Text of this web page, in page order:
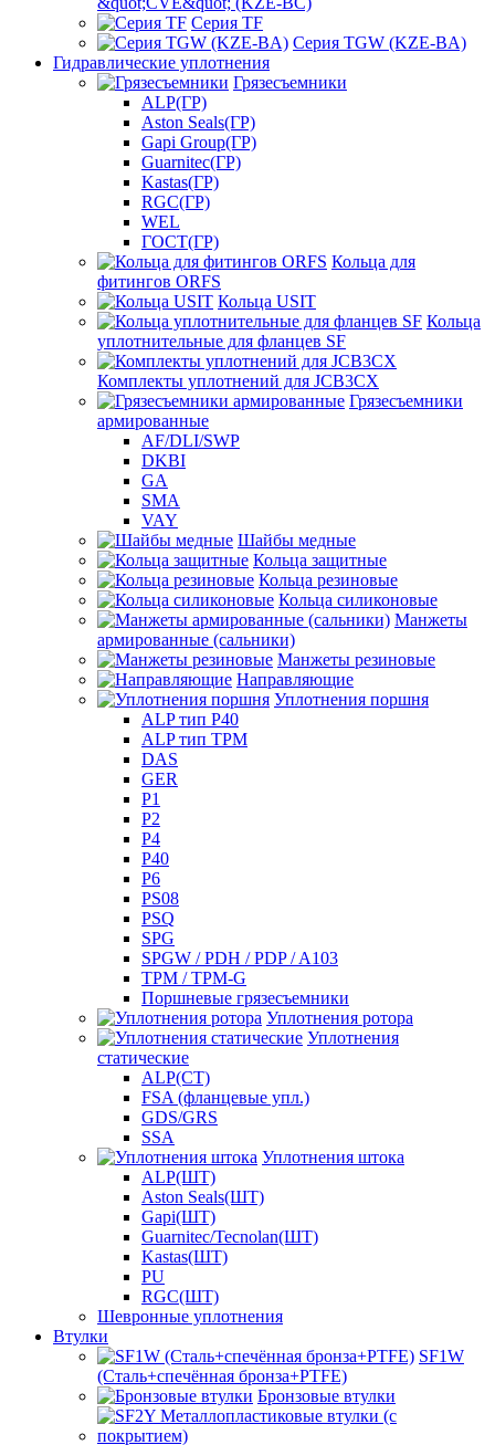
Серия TF
Серия TGW (KZE-BA)
Гидравлические уплотнения
Грязесъемники
ALP(ГР)
Aston Seals(ГР)
Gapi Group(ГР)
Guarnitec(ГР)
Kastas(ГР)
RGC(ГР)
WEL
ГОСТ(ГР)
Кольца для
фитингов ORFS
Кольца USIT
Кольца
уплотнительные для фланцев SF
Комплекты уплотнений для JCB3CX
Грязесъемники
армированные
AF/DLI/SWP
DKBI
GA
SMA
VAY
Шайбы медные
Кольца защитные
Кольца резиновые
Кольца силиконовые
Манжеты
армированные (сальники)
Манжеты резиновые
Направляющие
Уплотнения поршня
ALP тип P40
ALP тип TPM
DAS
GER
P1
P2
P4
P40
P6
PS08
PSQ
SPG
SPGW / PDH / PDP / A103
TPM / TPM-G
Поршневые грязесъемники
Уплотнения ротора
Уплотнения
статические
ALP(СТ)
FSA (фланцевые упл.)
GDS/GRS
SSA
Уплотнения штока
ALP(ШТ)
Aston Seals(ШТ)
Gapi(ШТ)
Guarnitec/Tecnolan(ШТ)
Kastas(ШТ)
PU
RGC(ШТ)
Шевронные уплотнения
Втулки
SF1W
(Сталь+спечённая бронза+PTFE)
Бронзовые втулки